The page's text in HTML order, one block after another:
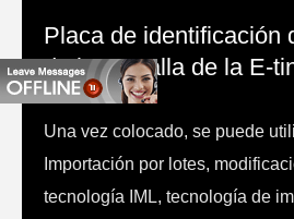
Placa de identificación
de la pantalla de la E-
Una vez colocado, se puede
Importación por lotes,
tecnología IML, tecnología de